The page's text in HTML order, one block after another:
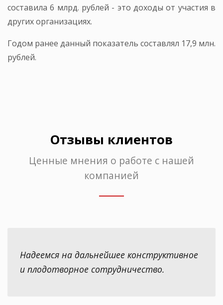
составила 6 млрд. рублей - это доходы от участия в
других организациях.
Годом ранее данный показатель составлял 17,9 млн.
рублей.
Отзывы клиентов
Ценные мнения о работе с нашей
компанией
Надеемся на дальнейшее конструктивное
и плодотворное сотрудничество.